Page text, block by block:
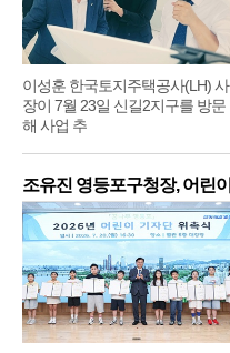
이성훈 한국토지주택공사(LH) 사
장이 7월 23일 신길2지구를 방문
해 사업 추
조유진 영등포구청장, 어린이
기